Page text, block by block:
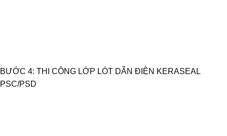
BƯỚC 4: THI CÔNG LỚP LÓT DẪN ĐIỆN KERASEAL
PSC/PSD